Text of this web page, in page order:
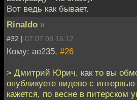
Вот ведь как бывает.
Rinaldo »
#32 | 07.07.08 16:12
Кому: ae235, #26
> Дмитрий Юрич, как то вы
опубликуете видево с интервью
кажется, по весне в питерском